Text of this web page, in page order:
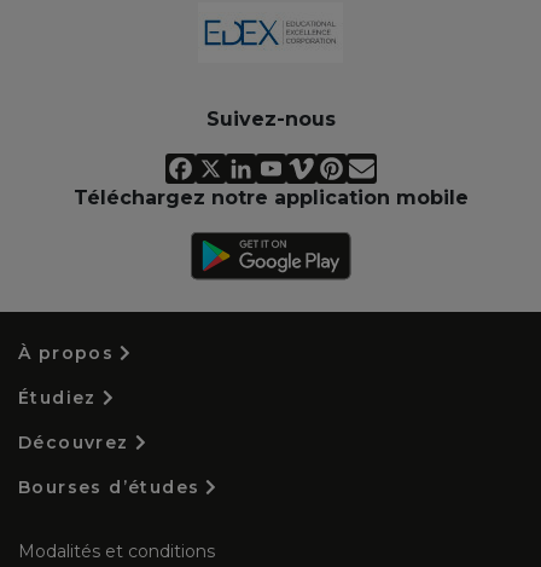
Suivez-nous
Téléchargez notre application mobile
À propos
Étudiez
Découvrez
Bourses d’études
Modalités et conditions